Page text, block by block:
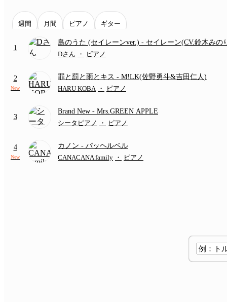
週間 月間 ピアノ ギター
1
島のうた (セイレーンver.) - セイレーン(CV.鈴木みの
(難易度:★★★★☆/歌詞・コード・ペダル付き/『映
Dさん ・ ピアノ
2
New
罪と罰と雨とキス - M!LK(佐野勇斗&吉田仁人)
HARU KOBA
・ ピアノ
3
Brand New - Mrs.GREEN APPLE
シータピアノ
・ ピアノ
4
New
カノン - パッヘルベル
CANACANA family ・ ピアノ